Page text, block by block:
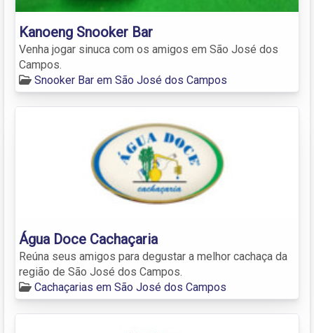
Kanoeng Snooker Bar
Venha jogar sinuca com os amigos em São José dos
Campos.
Snooker Bar em São José dos Campos
Água Doce Cachaçaria
Reúna seus amigos para degustar a melhor cachaça da
região de São José dos Campos.
Cachaçarias em São José dos Campos